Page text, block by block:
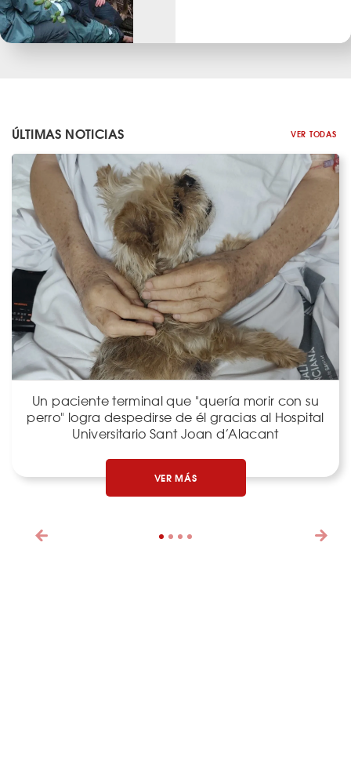
ÚLTIMAS NOTICIAS VER TODAS
Un paciente terminal que "quería morir con su
perro" logra despedirse de él gracias al Hospital
Universitario Sant Joan d’Alacant
VER MÁS